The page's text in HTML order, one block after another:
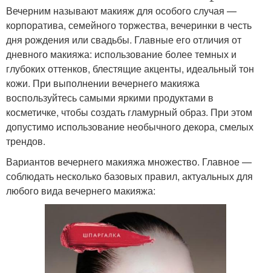
Вечерним называют макияж для особого случая —
корпоратива, семейного торжества, вечеринки в честь
дня рождения или свадьбы. Главные его отличия от
дневного макияжа: использование более темных и
глубоких оттенков, блестящие акценты, идеальный тон
кожи. При выполнении вечернего макияжа
воспользуйтесь самыми яркими продуктами в
косметичке, чтобы создать гламурный образ. При этом
допустимо использование необычного декора, смелых
трендов.
Вариантов вечернего макияжа множество. Главное —
соблюдать несколько базовых правил, актуальных для
любого вида вечернего макияжа: